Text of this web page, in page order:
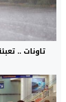
تاونات ..